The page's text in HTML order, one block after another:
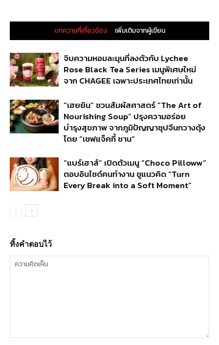
บทความที่เกี่ยวข้อง เพิ่มเติมจากผู้เขียน
จิบความหอมละมุนที่ลงตัวกับ Lychee
Rose Black Tea Series เมนูพิเศษใหม่
จาก CHAGEE เฉพาะประเทศไทยเท่านั้น
“เฮยยิน” ชวนสัมผัสศาสตร์ “The Art of
Nourishing Soup” ปรุงความอร่อย
บำรุงสุขภาพ จากภูมิปัญญาซุปจีนกวางตุ้ง
โดย “เชฟแจ็คกี้ ชาน”
“แบร์เฮาส์” เปิดตัวเมนู “Choco Pilloww”
ตอบอินไซด์คนทำงาน ชูแนวคิด “Turn
Every Break into a Soft Moment”
ทิ้งคำตอบไว้